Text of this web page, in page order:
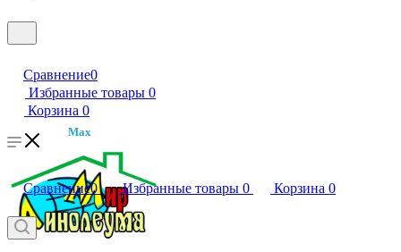
Сравнение0
Избранные товары 0
Корзина 0
Max
Сравнение0 Избранные товары 0 Корзина 0